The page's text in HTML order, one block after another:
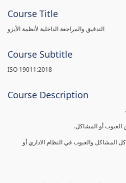
Course Title
التدقيق والمراجعة الداخلية لأنظمة الأيزو
Course Subtitle
ISO 19011:2018
Course Description
العيوب أو المشاكل.
والعيوب في النظام الاداري أو